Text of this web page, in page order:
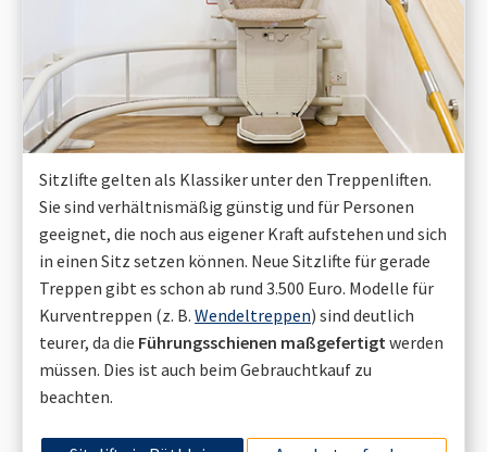
Sitzlifte gelten als Klassiker unter den Treppenliften.
Sie sind verhältnismäßig günstig und für Personen
geeignet, die noch aus eigener Kraft aufstehen und sich
in einen Sitz setzen können. Neue Sitzlifte für gerade
Treppen gibt es schon ab rund 3.500 Euro. Modelle für
Kurventreppen (z. B. Wendeltreppen) sind deutlich
teurer, da die Führungsschienen maßgefertigt werden
müssen. Dies ist auch beim Gebrauchtkauf zu
beachten.